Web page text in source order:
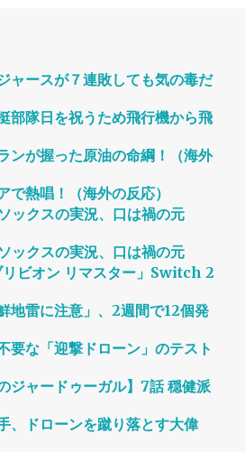
ャースが７連敗しても気の毒だ
部隊日を祝うため飛行機から飛
ンが握った原油の命綱！（海外
で熱唱！（海外の反応）
ックスの実況、口は禍の元
ックスの実況、口は禍の元
リビオン リマスター」Switch 2
地雷に注意」、2週間で12個発
要な「迎撃ドローン」のテスト
ジャードゥーガル】7話 穏健派
、ドローンを蹴り落とす大偉